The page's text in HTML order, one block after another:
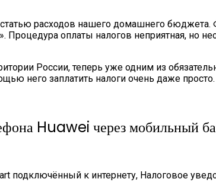
статью расходов нашего домашнего
оплаты налогов неприятная, но
России, теперь уже одним из
него заплатить налоги очень даже просто.
Huawei через мобильный
подключённый к интернету, Налоговое